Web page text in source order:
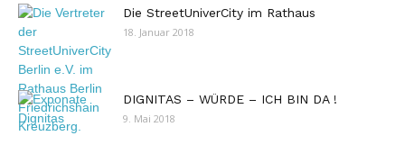
Die StreetUniverCity im Rathaus
18. Januar 2018
DIGNITAS – WÜRDE – ICH BIN DA !
9. Mai 2018